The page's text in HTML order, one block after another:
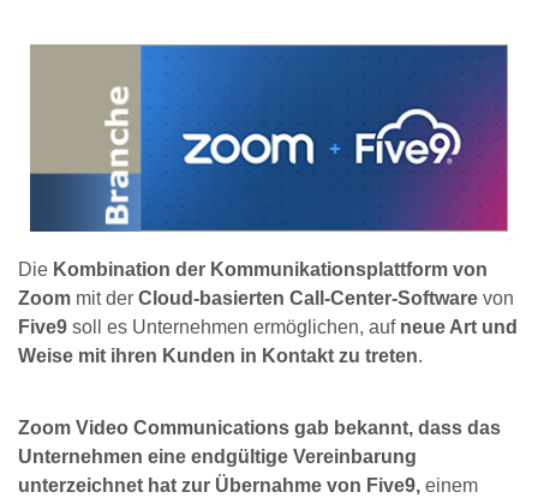
Die Kombination der Kommunikationsplattform von
Zoom mit der Cloud-basierten Call-Center-Software von
Five9 soll es Unternehmen ermöglichen, auf neue Art und
Weise mit ihren Kunden in Kontakt zu treten.
Zoom Video Communications gab bekannt, dass das
Unternehmen eine endgültige Vereinbarung
unterzeichnet hat zur Übernahme von Five9, einem